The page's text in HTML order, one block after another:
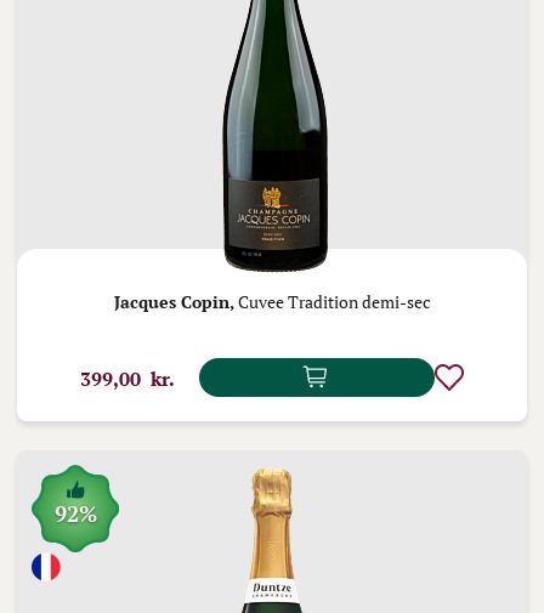
Jacques Copin, Cuvee Tradition demi-sec
399,00 kr.
92%